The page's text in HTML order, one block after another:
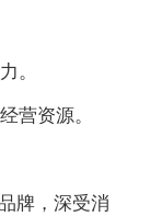
。
营资源。
牌，深受消